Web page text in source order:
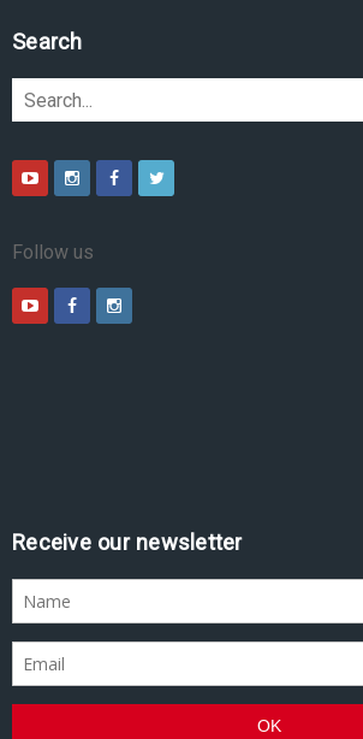
Search
Follow us
Receive our newsletter